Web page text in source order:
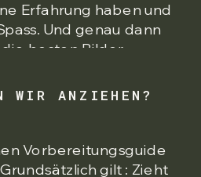
Erfahrung haben und
Und genau dann
besten Bilder.
Vorbereitungsguide
gilt : Zieht
WIR ANZIEHEN?